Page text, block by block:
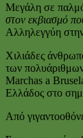
Μεγάλη σε παλμό
στον εκβιασμό
Αλληλεγγύη
Χιλιάδες
των
Marchas a
Ελλάδος στο
Από